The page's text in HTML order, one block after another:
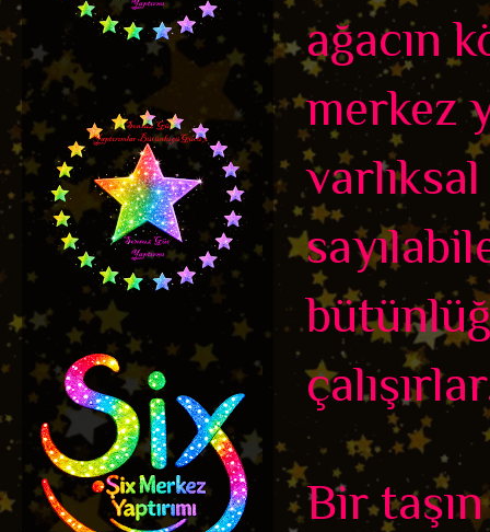
ağacın
merkez
Bir